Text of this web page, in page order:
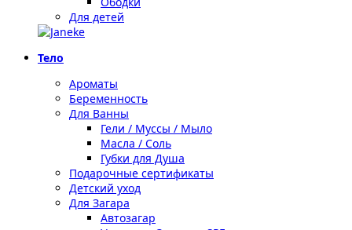
Для детей
Тело
Ароматы
Беременность
Для Ванны
Гели / Муссы / Мыло
Масла / Соль
Губки для Душа
Подарочные сертификаты
Детский уход
Для Загара
Автозагар